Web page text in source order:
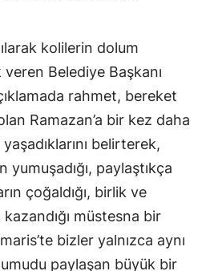
kolilerin dolum
veren Belediye Başkanı
rahmet, bereket
Ramazan’a bir kez daha
belirterek,
yumuşadığı, paylaştıkça
çoğaldığı, birlik ve
müstesna bir
bizler yalnızca aynı
umudu paylaşan büyük bir